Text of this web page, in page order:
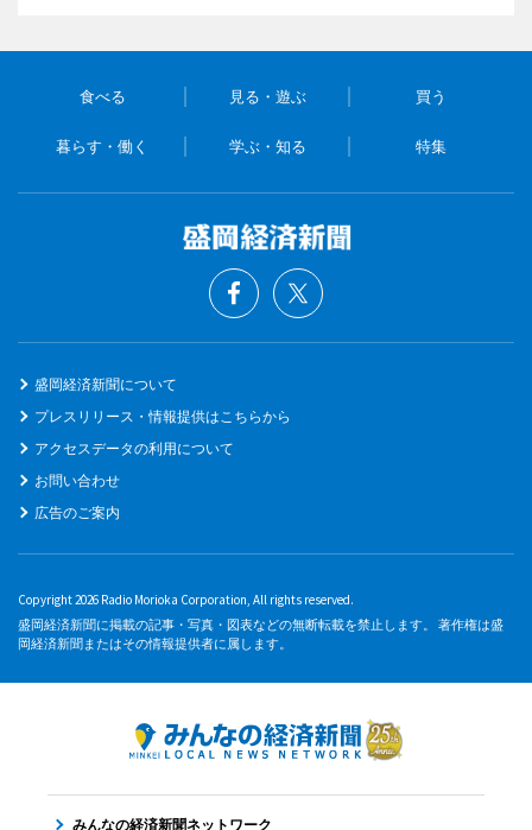
食べる 見る・遊ぶ 買う
暮らす・働く 学ぶ・知る 特集
盛岡経済新聞について
プレスリリース・情報提供はこちらから
アクセスデータの利用について
お問い合わせ
広告のご案内
Copyright 2026 Radio Morioka Corporation, All rights reserved.
盛岡経済新聞に掲載の記事・写真・図表などの無断転載を禁止します。 著作権は盛
岡経済新聞またはその情報提供者に属します。
みんなの経済新聞ネットワーク